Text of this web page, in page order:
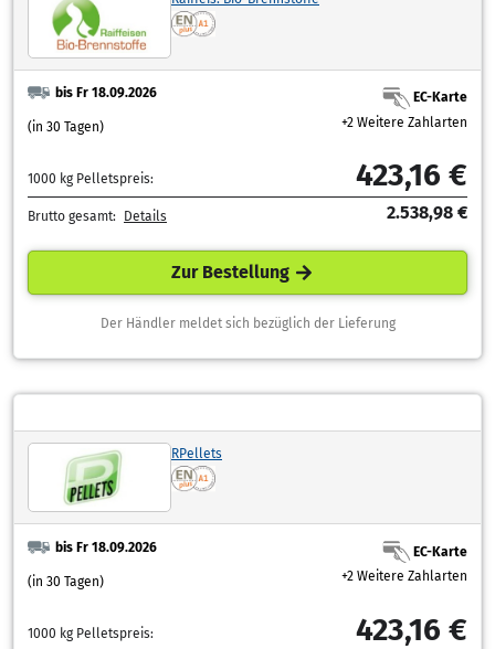
bis Fr 18.09.2026
(in 30 Tagen)
EC-Karte
+2 Weitere Zahlarten
1000 kg Pelletspreis: 423,16 €
Brutto gesamt: Details 2.538,98 €
Zur Bestellung
Der Händler meldet sich bezüglich der Lieferung
RPellets
bis Fr 18.09.2026
(in 30 Tagen)
EC-Karte
+2 Weitere Zahlarten
1000 kg Pelletspreis: 423,16 €